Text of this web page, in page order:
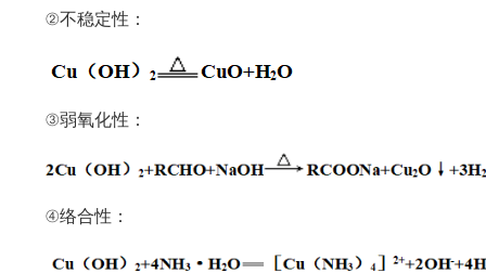
②不稳定性：
③弱氧化性：
④络合性：